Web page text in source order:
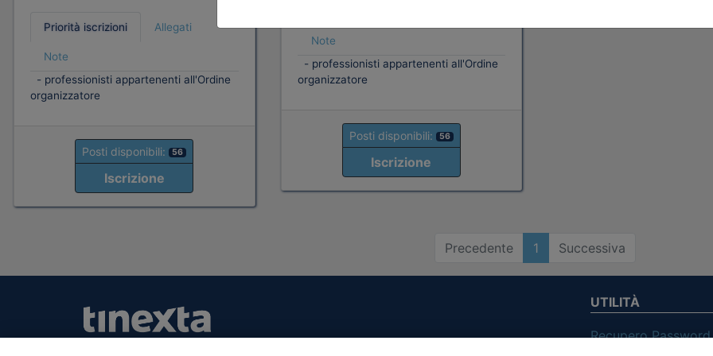
Priorità iscrizioni Allegati
Note
- professionisti appartenenti all'Ordine
organizzatore
Posti disponibili: 56
Iscrizione
Note
- professionisti appartenenti all'Ordine
organizzatore
Posti disponibili: 56
Iscrizione
Precedente 1 Successiva
UTILITÀ
Recupero Password